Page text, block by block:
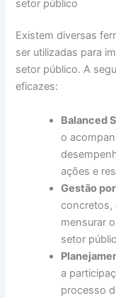
setor público
Existem diversas
ser utilizadas para
setor público. A
eficazes:
Balanced
o
ações e
Gestão
concretos,
mensurar
setor
a
processo